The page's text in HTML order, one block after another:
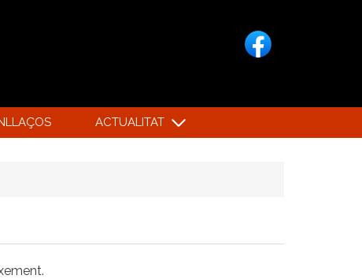
ACTUALITAT